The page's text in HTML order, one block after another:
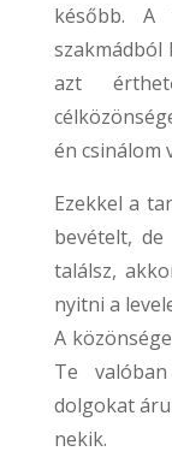
később. A
szakmádból
azt
én csinálom
Ezekkel a
bevételt,
találsz,
nyitni a
A
Te
dolgokat
nekik.